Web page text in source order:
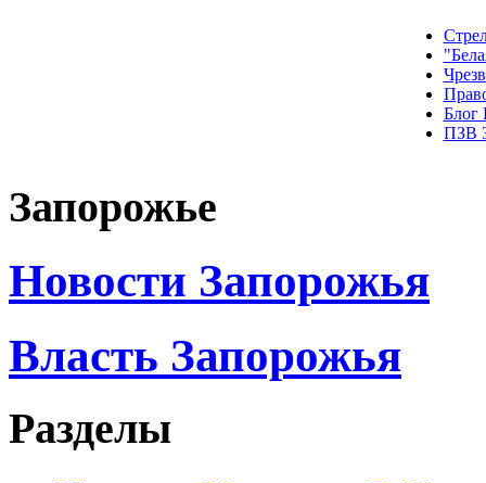
Блог
ПЗВ
Запорожье
Новости Запорожья
Власть Запорожья
Разделы